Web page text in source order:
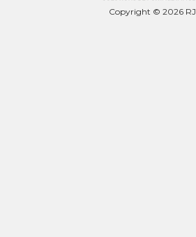
Copyright © 2026